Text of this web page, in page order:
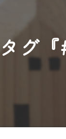
タグ